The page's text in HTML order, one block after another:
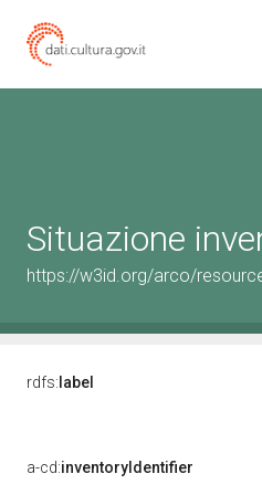
Situazione
https://w3id.org/arco/
rdfs: label
a-cd:inventoryIdentifier